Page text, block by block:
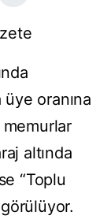
üye oranına
altında
“Toplu